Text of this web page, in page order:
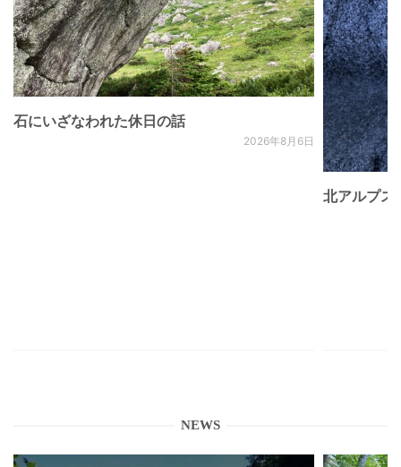
石にいざなわれた休日の話
2026年8月6日
北アルプ
NEWS